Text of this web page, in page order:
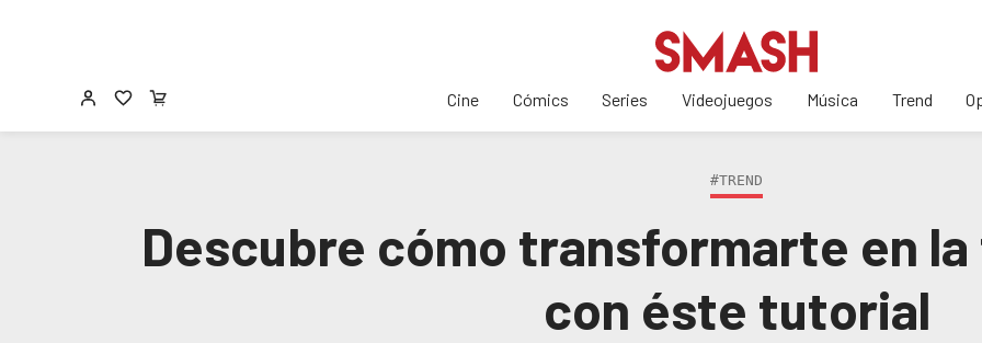
Cine Cómics Series Videojuegos Música Trend
#TREND
Descubre cómo transformarte en
con éste tutorial